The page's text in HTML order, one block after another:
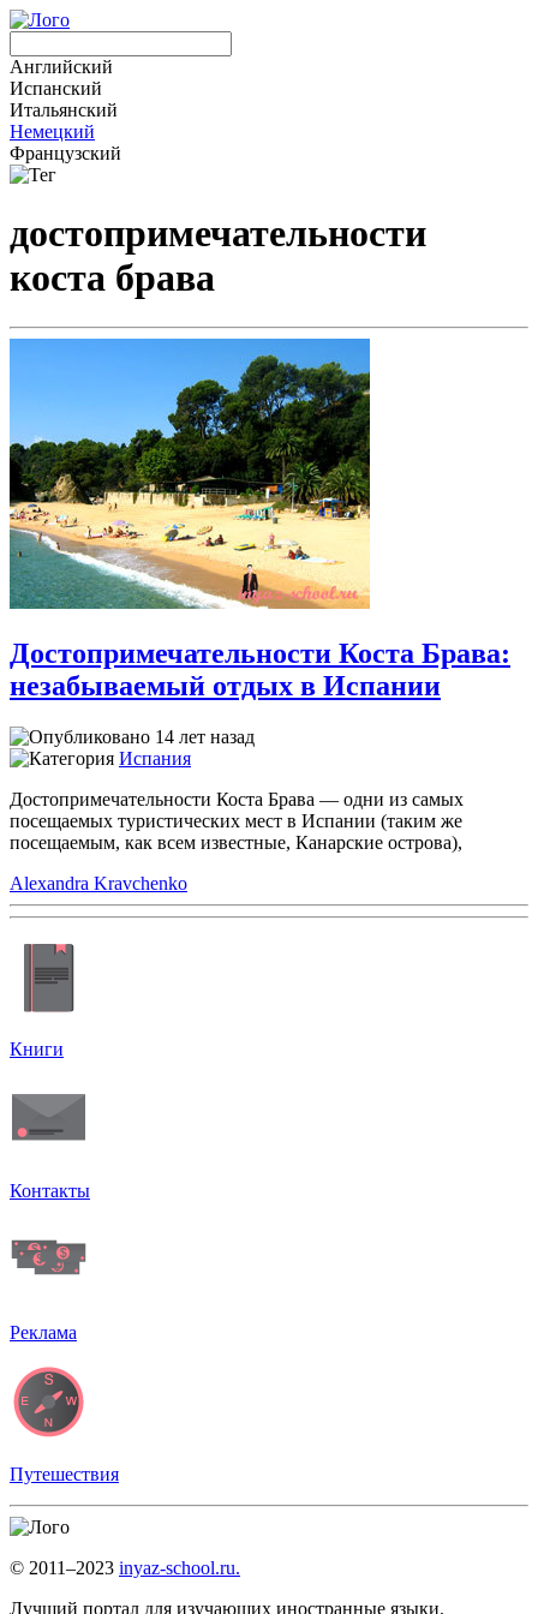
Английский
Испанский
Итальянский
Немецкий
Французский
достопримечательности
коста брава
Достопримечательности Коста Брава:
незабываемый отдых в Испании
14 лет назад
Испания
Достопримечательности Коста Брава — одни из самых
посещаемых туристических мест в Испании (таким же
посещаемым, как всем известные, Канарские острова),
Alexandra Kravchenko
Книги
Контакты
Реклама
Путешествия
© 2011–2023 inyaz-school.ru.
Лучший портал для изучающих иностранные языки.